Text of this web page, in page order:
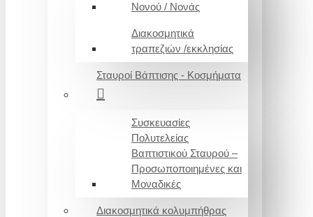
Νονού / Νονάς
Διακοσμητικά
τραπεζιών /εκκλησίας
Σταυροί Βάπτισης - Κοσμήματα
Συσκευασίες
Πολυτελείας
Βαπτιστικού Σταυρού –
Προσωποποιημένες και
Μοναδικές
Διακοσμητικά κολυμπήθρας